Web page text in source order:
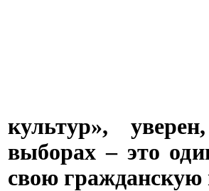
культур»,
выборах – это
свою гражданскую